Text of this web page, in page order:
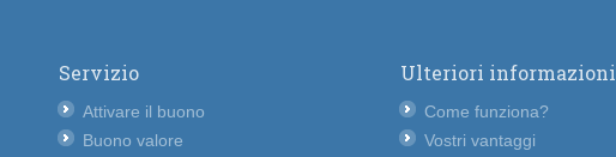
Servizio
Attivare il buono
Buono valore
Ulteriori informazioni
Come funziona?
Vostri vantaggi